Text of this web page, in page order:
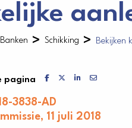
> Schikking > Bekijken
pagina Delen via Facebook
Delen via X
Delen via
3838-AD
11 juli 2018